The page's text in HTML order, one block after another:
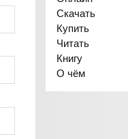
Скачать
Купить
Читать
Книгу
О чём